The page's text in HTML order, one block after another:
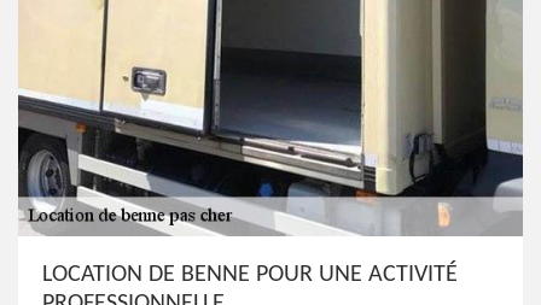
LOCATION DE BENNE POUR UNE ACTIVITÉ